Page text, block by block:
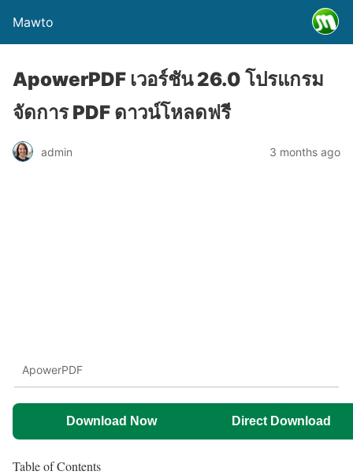
Mawto
ApowerPDF เวอร์ชัน 26.0 โปรแกรม
จัดการ PDF ดาวน์โหลดฟรี
admin 3 months ago
ApowerPDF
Download Now Direct Download
Table of Contents